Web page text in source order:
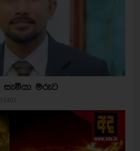
සැමියා මරුට
15301